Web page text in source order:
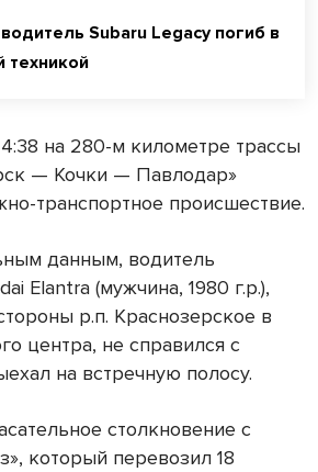
Subaru Legacy погиб в
техникой
на 280-м километре трассы
— Кочки — Павлодар»
транспортное происшествие.
данным, водитель
Elantra (мужчина, 1980 г.р.),
р.п. Краснозерское в
центра, не справился с
на встречную полосу.
столкновение с
который перевозил 18